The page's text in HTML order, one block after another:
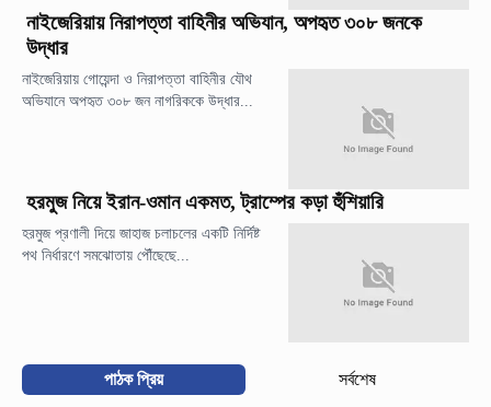
নাইজেরিয়ায় নিরাপত্তা বাহিনীর অভিযান, অপহৃত ৩০৮ জনকে
উদ্ধার
নাইজেরিয়ায় গোয়েন্দা ও নিরাপত্তা বাহিনীর যৌথ
অভিযানে অপহৃত ৩০৮ জন নাগরিককে উদ্ধার...
হরমুজ নিয়ে ইরান-ওমান একমত, ট্রাম্পের কড়া হুঁশিয়ারি
হরমুজ প্রণালী দিয়ে জাহাজ চলাচলের একটি নির্দিষ্ট
পথ নির্ধারণে সমঝোতায় পৌঁছেছে...
পাঠক প্রিয় সর্বশেষ